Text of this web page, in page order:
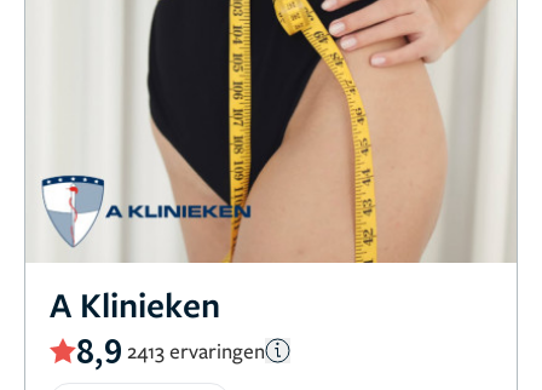
A Klinieken
8,9 2413 ervaringen